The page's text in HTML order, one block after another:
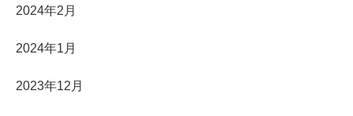
2024年2月
2024年1月
2023年12月